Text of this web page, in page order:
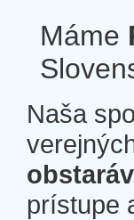
Máme
Naša
prístupe